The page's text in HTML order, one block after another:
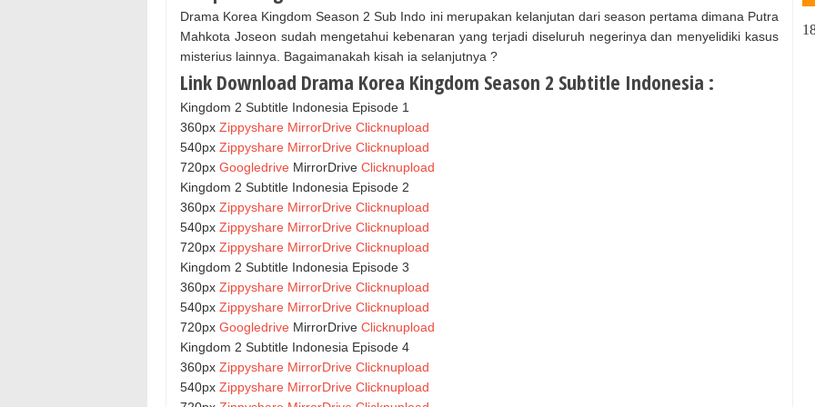
Drama Korea Kingdom Season 2 Sub Indo ini merupakan kelanjutan dari season pertama dimana Putra
Mahkota Joseon sudah mengetahui kebenaran yang terjadi diseluruh negerinya dan menyelidiki kasus
misterius lainnya. Bagaimanakah kisah ia selanjutnya ?
Link Download Drama Korea Kingdom Season 2 Subtitle Indonesia :
Kingdom 2 Subtitle Indonesia Episode 1
360px Zippyshare MirrorDrive Clicknupload
540px Zippyshare MirrorDrive Clicknupload
720px Googledrive MirrorDrive Clicknupload
Kingdom 2 Subtitle Indonesia Episode 2
360px Zippyshare MirrorDrive Clicknupload
540px Zippyshare MirrorDrive Clicknupload
720px Zippyshare MirrorDrive Clicknupload
Kingdom 2 Subtitle Indonesia Episode 3
360px Zippyshare MirrorDrive Clicknupload
540px Zippyshare MirrorDrive Clicknupload
720px Googledrive MirrorDrive Clicknupload
Kingdom 2 Subtitle Indonesia Episode 4
360px Zippyshare MirrorDrive Clicknupload
540px Zippyshare MirrorDrive Clicknupload